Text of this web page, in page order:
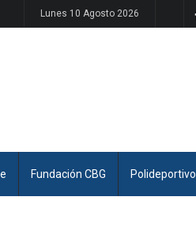
Lunes 10 Agosto 2026
Fundación CBG Polideportivo